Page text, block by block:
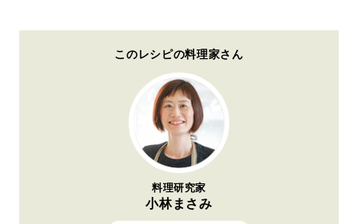
このレシピの料理家さん
料理研究家
小林まさみ